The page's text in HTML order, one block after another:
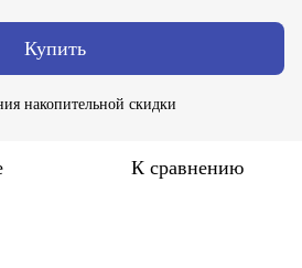
Купить
накопительной скидки
К сравнению